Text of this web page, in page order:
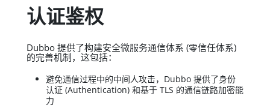
认证鉴权
Dubbo 提供了构建安全微服务通信体系 (零信任体系)
的完善机制，这包括：
避免通信过程中的中间人攻击，Dubbo 提供了身份
认证 (Authentication) 和基于 TLS 的通信链路加密能
力